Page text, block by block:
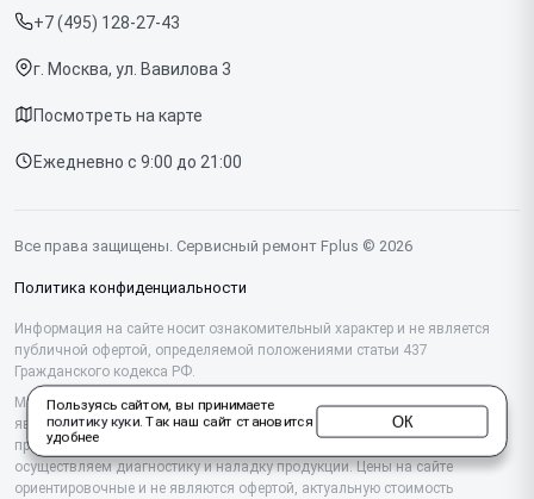
Срочный ремонт
Доставка и способы оплаты
Диагностика
Контакты
+7 (495) 128-27-43
г. Москва, ул. Вавилова 3
Посмотреть на карте
Ежедневно с 9:00 до 21:00
Все права защищены. Сервисный ремонт Fplus © 2026
Политика конфиденциальности
Информация на сайте носит ознакомительный характер и не является
публичной офертой, определяемой положениями статьи 437
Гражданского кодекса РФ.
Мы специализируемся на обслуживании и ремонте техники Fplus, но не
являемся их официальным представителем. Предоставляем
профессиональные услуги после истечения гарантии, а также
осуществляем диагностику и наладку продукции. Цены на сайте
ориентировочные и не являются офертой, актуальную стоимость
Пользуясь сайтом, вы принимаете
политику куки. Так наш сайт становится
удобнее
ОК